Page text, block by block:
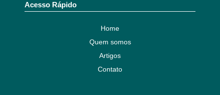
Acesso Rápido
Home
Quem somos
Artigos
Contato